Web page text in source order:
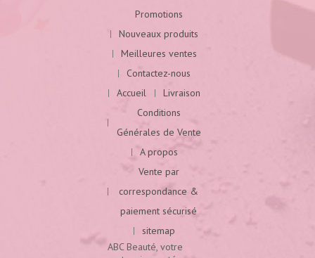
Promotions
Nouveaux produits
Meilleures ventes
Contactez-nous
Accueil
Livraison
Conditions
Générales de Vente
A propos
Vente par
correspondance &
paiement sécurisé
sitemap
ABC Beauté, votre